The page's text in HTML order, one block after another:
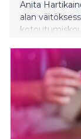
Anita
alan
erilaisista
kotoutumista,
koulutusta
kanssa.